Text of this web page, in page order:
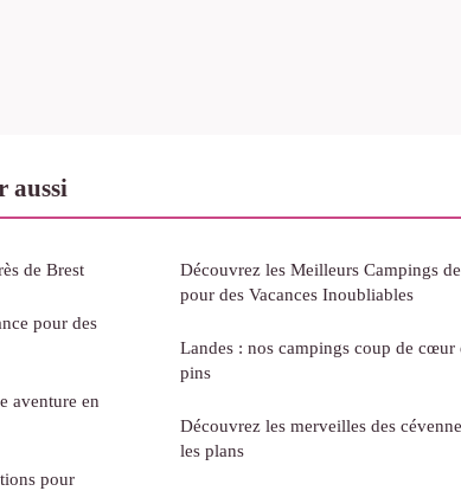
aussi
de Brest
pour des
aventure en
pour
Découvrez les Meilleurs Campings
pour des Vacances Inoubliables
Landes : nos campings coup de cœur
pins
Découvrez les merveilles des
les plans